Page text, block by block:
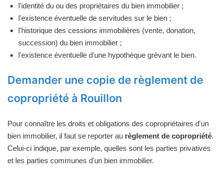
l'identité du ou des propriétaires du bien immobilier ;
l'existence éventuelle de servitudes sur le bien ;
l'historique des cessions immobilières (vente, donation,
succession) du bien immobilier ;
l'existence éventuelle d'une hypothèque grèvant le bien.
Demander une copie de règlement de
copropriété à Rouillon
Pour connaître les droits et obligations des copropriétaires d'un
bien immobilier, il faut se reporter au règlement de copropriété.
Celui-ci indique, par exemple, quelles sont les parties privatives
et les parties communes d'un bien immobilier.